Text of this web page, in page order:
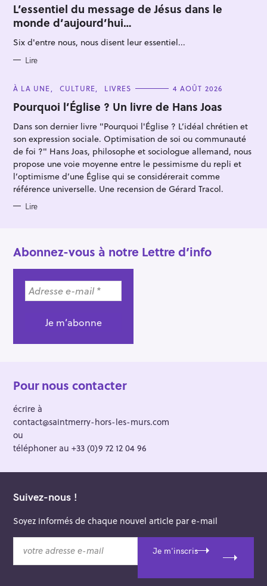
T
E
G
O
R
I
S
L’essentiel du message de Jésus dans le
monde d’aujourd’hui…
Six d'entre nous, nous disent leur essentiel...
Lire
C
T
E
O
I
E
S
À LA UNE CULTURE LIVRES 4 AOÛT 2026
Pourquoi l’Église ? Un livre de Hans Joas
Dans son dernier livre "Pourquoi l'Église ? L’idéal chrétien et
son expression sociale. Optimisation de soi ou communauté
de foi ?" Hans Joas, philosophe et sociologue allemand, nous
propose une voie moyenne entre le pessimisme du repli et
l’optimisme d’une Église qui se considérerait comme
référence universelle. Une recension de Gérard Tracol.
Lire
Abonnez-vous à notre Lettre d’info
Pour nous contacter
écrire à
contact@saintmerry-hors-les-murs.com
ou
téléphoner au +33 (0)9 72 12 04 96
Suivez-nous !
Soyez informés de chaque nouvel article par e-mail
t
Je m'inscris